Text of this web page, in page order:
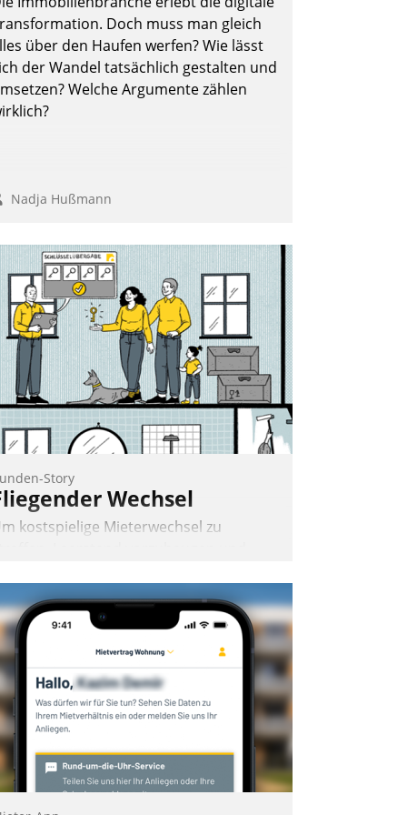
erstes Unternehmen am
Andreas Lerchner
Doch muss man gleich
über den Haufen werfen? Wie lässt
der Wandel tatsächlich gestalten und
Welche Argumente zählen
Nadja Hußmann
Story
Wechsel
kostspielige Mieterwechsel zu
vernetzen, nutzt die Berliner Gewobag
Jahresbeginn eine Überblick, Einsicht
und Eingriff bietende Lösung. Zur
setzte man auf
bewährte und Startup-
sowie erstmals agile
Nadja Hußmann